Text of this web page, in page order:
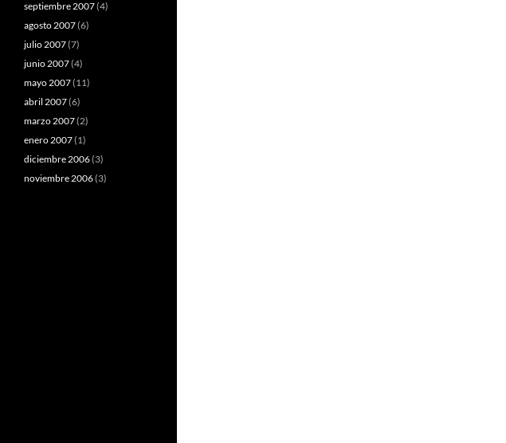
septiembre 2007(4)
agosto 2007(6)
julio 2007(7)
junio 2007(4)
mayo 2007(11)
abril 2007(6)
marzo 2007(2)
enero 2007(1)
diciembre 2006(3)
noviembre 2006(3)